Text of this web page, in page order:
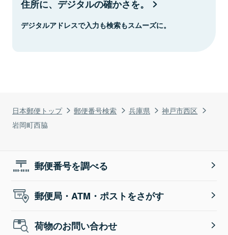
日本郵便トップ 郵便番号検索 兵庫県
神戸市西区
岩岡町西脇
住所に、デジタルの確かさを。
デジタルアドレスで入力も検索もスムーズに。
郵便番号を調べる
郵便局・ATM・ポストをさがす
荷物のお問い合わせ